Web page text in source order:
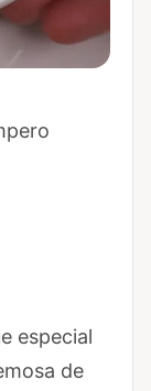
especial
de